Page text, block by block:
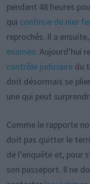
pendant 48 heures
qui continue de nier
reprochés. Il a
examen. Aujourd’hui
contrôle judiciairedu
doit désormais se
une qui peut
Comme le rapporte
doit pas quitter le
de l’enquête et, pour
son passeport. Il ne